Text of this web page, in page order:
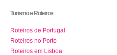
Turismo e Roteiros
Roteiros de Portugal
Roteiros no Porto
Roteiros em Lisboa